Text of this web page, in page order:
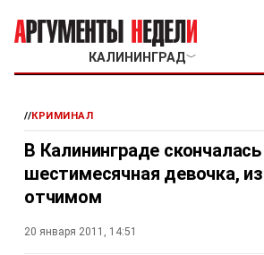
КАЛИНИНГРАД﹀
//КРИМИНАЛ
В Калининграде скончалась
шестимесячная девочка,
отчимом
20 января 2011, 14:51